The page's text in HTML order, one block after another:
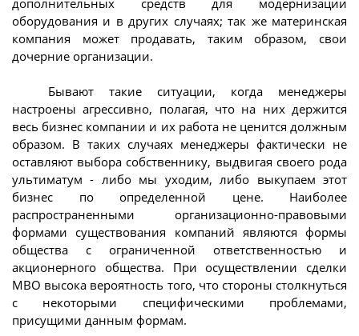
оборудования и в других случаях; так же материнская
компания может продавать, таким образом, свои
дочерние организации.
Бывают такие ситуации, когда менеджеры
настроены агрессивно, полагая, что на них держится
весь бизнес компании и их работа не ценится должным
образом. В таких случаях менеджеры фактически не
оставляют выбора собственнику, выдвигая своего рода
ультиматум - либо мы уходим, либо выкупаем этот
бизнес по определенной цене. Наиболее
распространенными организационно-правовыми
формами существования компаний являются формы
общества с ограниченной ответственностью и
акционерного общества. При осуществлении сделки
МВО высока вероятность того, что стороны столкнуться
с некоторыми специфическими проблемами,
присущими данным формам.